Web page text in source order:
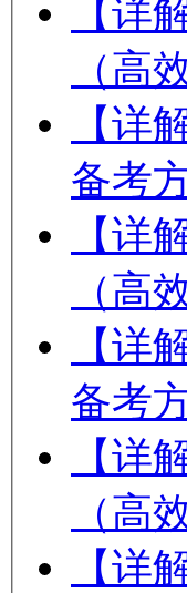
【详
（高
【详
备考
【详
（高
【详
备考
【详
（高
【详